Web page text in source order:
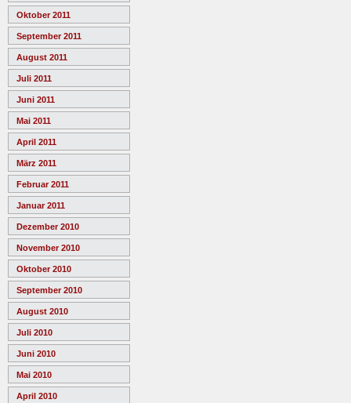
Oktober 2011
September 2011
August 2011
Juli 2011
Juni 2011
Mai 2011
April 2011
März 2011
Februar 2011
Januar 2011
Dezember 2010
November 2010
Oktober 2010
September 2010
August 2010
Juli 2010
Juni 2010
Mai 2010
April 2010